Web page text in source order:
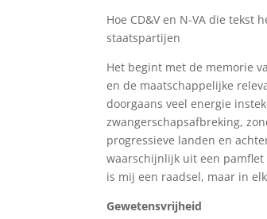
Hoe CD&V en N-VA die
staatspartijen
Het begint met de memorie
en de maatschappelijke
doorgaans veel energie
zwangerschapsafbreking,
progressieve landen en
waarschijnlijk uit een pamflet
is mij een raadsel, maar in
Gewetensvrijheid